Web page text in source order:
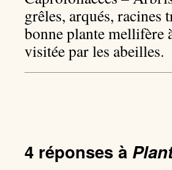
grêles, arqués, racines
bonne plante mellifère
visitée par les abeilles.
4 réponses à